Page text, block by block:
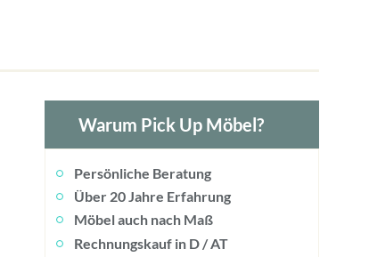
Warum Pick Up Möbel?
Persönliche Beratung
Über 20 Jahre Erfahrung
Möbel auch nach Maß
Rechnungskauf in D / AT